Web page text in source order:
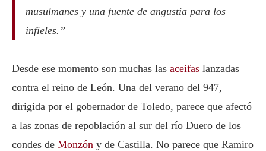
musulmanes y una fuente de angustia para los
infieles.”
Desde ese momento son muchas las aceifas lanzadas
contra el reino de León. Una del verano del 947,
dirigida por el gobernador de Toledo, parece que afectó
a las zonas de repoblación al sur del río Duero de los
condes de Monzón y de Castilla. No parece que Ramiro